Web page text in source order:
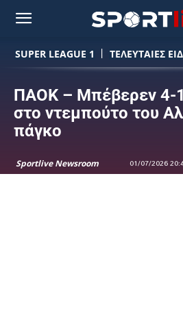
SUPER LEAGUE 1 ΤΕΛΕΥΤΑΙΕΣ
ΠΑΟΚ – Μπέβερεν 4-
στο ντεμπούτο του
πάγκο
Sportlive Newsroom 01/07/2026